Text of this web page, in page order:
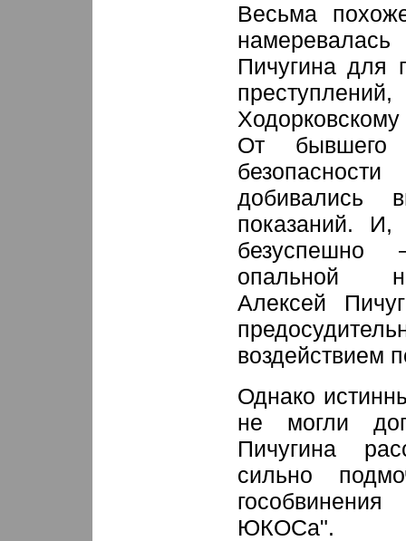
Весьма
намеревалась
Пичугина для
От бывшего
добивались
показаний. И,
безуспешно
опальной
Алексей
воздействием
Однако
не могли
Пичугина
сильно
ЮКОСа".